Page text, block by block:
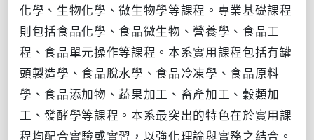
化學、生物化學、微生物學等課程。專業基礎課程
則包括食品化學、食品微生物、營養學、食品工
程、食品單元操作等課程。本系實用課程包括有罐
頭製造學、食品脫水學、食品冷凍學、食品原料
學、食品添加物、蔬果加工、畜產加工、穀類加
工、發酵學等課程。本系最突出的特色在於實用課
程均配合實驗或實習，以強化理論與實務之結合。